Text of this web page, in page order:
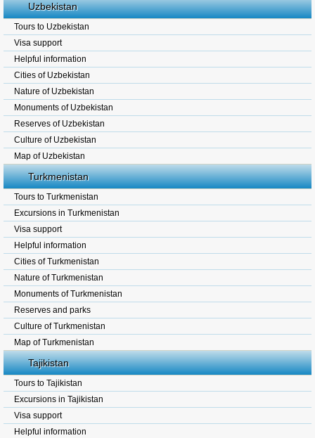
Uzbekistan
Tours to Uzbekistan
Visa support
Helpful information
Cities of Uzbekistan
Nature of Uzbekistan
Monuments of Uzbekistan
Reserves of Uzbekistan
Culture of Uzbekistan
Map of Uzbekistan
Turkmenistan
Tours to Turkmenistan
Excursions in Turkmenistan
Visa support
Helpful information
Cities of Turkmenistan
Nature of Turkmenistan
Monuments of Turkmenistan
Reserves and parks
Culture of Turkmenistan
Map of Turkmenistan
Tajikistan
Tours to Tajikistan
Excursions in Tajikistan
Visa support
Helpful information